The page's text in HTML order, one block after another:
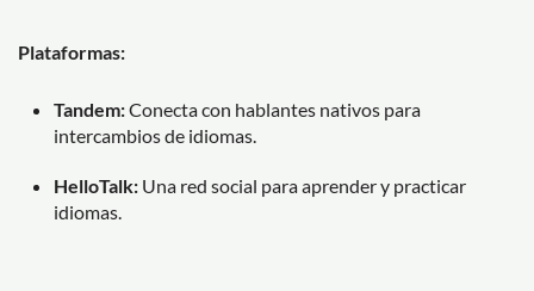
Plataformas:
Tandem:Conecta con hablantes nativos para
intercambios de idiomas.
HelloTalk: Una red social para aprender y practicar
idiomas.